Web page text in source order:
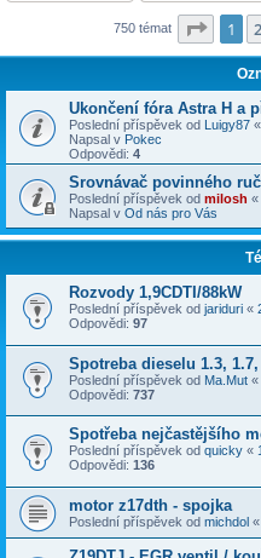
750 témat Stránka
1 2
Ukončení fóra Astra H a
Poslední příspěvek od Luigy87 «
Napsal v Pokec
Odpovědi: 4
Srovnávač povinného
Poslední příspěvek od milosh «
Napsal v Od nás pro Vás
Rozvody 1,9CDTI/88kW
Poslední příspěvek od jariduri «
Odpovědi: 97
Spotreba dieselu 1.3, 1.7,
Poslední příspěvek od Ma.Mut «
Odpovědi: 737
Spotřeba nejčastějšího
Poslední příspěvek od quicky «
Odpovědi: 136
motor z17dth - spojka
Poslední příspěvek od michdol «